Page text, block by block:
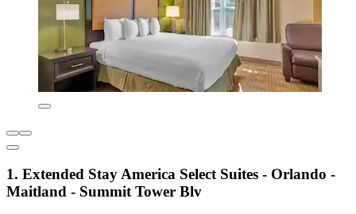
1. Extended Stay America Select Suites - Orlando -
Maitland - Summit Tower Blv